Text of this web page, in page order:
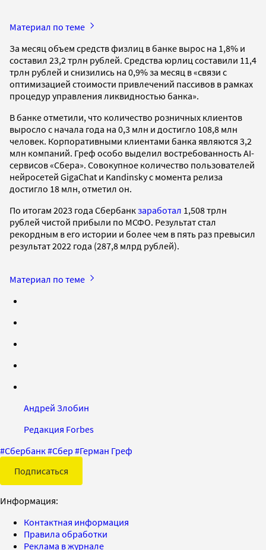
Материал по теме
За месяц объем средств физлиц в банке вырос на 1,8% и
составил 23,2 трлн рублей. Средства юрлиц составили 11,4
трлн рублей и снизились на 0,9% за месяц в «связи с
оптимизацией стоимости привлечений пассивов в рамках
процедур управления ликвидностью банка».
В банке отметили, что количество розничных клиентов
выросло с начала года на 0,3 млн и достигло 108,8 млн
человек. Корпоративными клиентами банка являются 3,2
млн компаний. Греф особо выделил востребованность AI-
сервисов «Сбера». Совокупное количество пользователей
нейросетей GigaChat и Kandinsky с момента релиза
достигло 18 млн, отметил он.
По итогам 2023 года Сбербанкзаработал 1,508 трлн
рублей чистой прибыли по МСФО. Результат стал
рекордным в его истории и более чем в пять раз превысил
результат 2022 года (287,8 млрд рублей).
Материал по теме
Андрей Злобин
Редакция Forbes
#Сбербанк#Сбер #Герман Греф
Подписаться
Информация:
Контактная информация
Правила обработки
Реклама в журнале